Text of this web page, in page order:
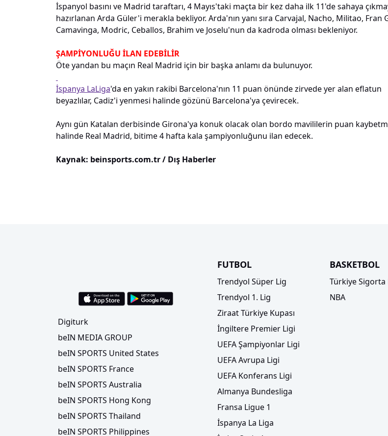
İspanyol basını ve Madrid taraftarı, 4 Mayıs'taki maçta bir kez daha ilk 11'de sahaya
hazırlanan Arda Güler'i merakla bekliyor. Arda'nın yanı sıra Carvajal, Nacho, Militao, Fran
Camavinga, Modric, Ceballos, Brahim ve Joselu'nun da kadroda olması bekleniyor.
ŞAMPİYONLUĞU İLAN EDEBİLİR
Öte yandan bu maçın Real Madrid için bir başka anlamı da bulunuyor.
İspanya LaLiga'da en yakın rakibi Barcelona'nın 11 puan önünde zirvede yer alan eflatun
beyazlılar, Cadiz'i yenmesi halinde gözünü Barcelona'ya çevirecek.
Aynı gün Katalan derbisinde Girona'ya konuk olacak olan bordo mavililerin puan
halinde Real Madrid, bitime 4 hafta kala şampiyonluğunu ilan edecek.
Kaynak: beinsports.com.tr / Dış Haberler
Digiturk
beIN MEDIA GROUP
beIN SPORTS United States
beIN SPORTS France
beIN SPORTS Australia
beIN SPORTS Hong Kong
beIN SPORTS Thailand
beIN SPORTS Philippines
FUTBOL
Trendyol Süper Lig
Trendyol 1. Lig
Ziraat Türkiye Kupası
İngiltere Premier Ligi
UEFA Şampiyonlar Ligi
UEFA Avrupa Ligi
UEFA Konferans Ligi
Almanya Bundesliga
Fransa Ligue 1
İspanya La Liga
BASKETBOL
Türkiye
NBA